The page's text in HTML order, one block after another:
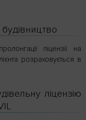
ліцензії на
розраховується в
ліцензію